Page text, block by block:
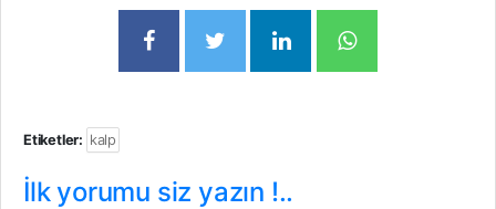
Etiketler: kalp
İlk yorumu siz yazın !..